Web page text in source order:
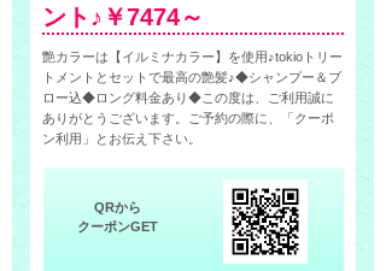
ント♪￥7474～
艶カラーは【イルミナカラー】を使用♪tokioトリー
トメントとセットで最高の艶髪♪◆シャンプー＆ブ
ロー込◆ロング料金あり◆この度は、ご利用誠に
ありがとうございます。ご予約の際に、「クーポ
ン利用」とお伝え下さい。
QRから
クーポンGET